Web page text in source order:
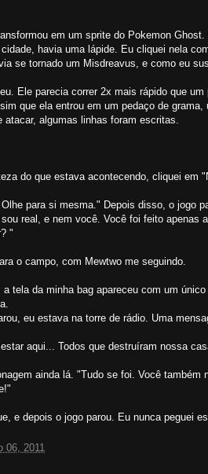
em um sprite do Pokemon
havia uma lápide. Eu cliquei nela
se tornado um Misdreavus, e como eu
Ele parecia correr 2x mais rápido que um
que ela entrou em um pedaço de
algumas linhas foram escritas.
do que estava acontecendo, cliquei em
para si mesma." Depois disso, o jogo
real, e nem você. Você foi feito apenas
"
o campo, com Mewtwo me seguindo.
tela da minha bag apareceu com um
eu estava na torre de rádio. Uma
aqui... Todos que destruíram nossa
ainda lá. "Tudo se foi. Você
e depois o jogo parou. Eu nunca peguei
06, 2011